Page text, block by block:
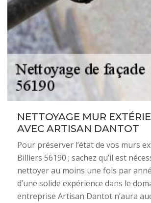
NETTOYAGE MUR
AVEC ARTISAN DANTOT
Pour préserver l’état de vos murs
Billiers 56190 ; sachez qu’il est
nettoyer au moins une fois par
d’une solide expérience dans le
entreprise Artisan Dantot n’aura